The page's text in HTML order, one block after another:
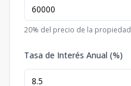
20% del precio de la propiedad
Tasa de Interés Anual (%)